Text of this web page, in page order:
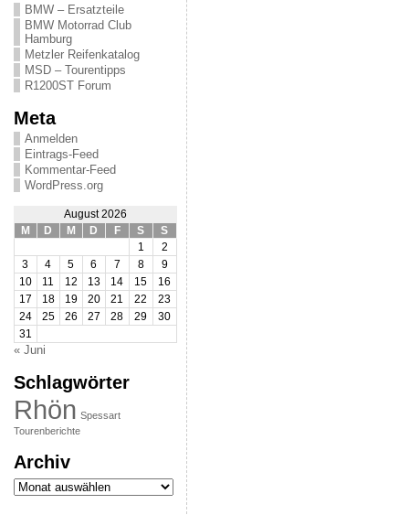
BMW – Ersatzteile
BMW Motorrad Club
Hamburg
Metzler Reifenkatalog
MSD – Tourentipps
R1200ST Forum
Meta
Anmelden
Eintrags-Feed
Kommentar-Feed
WordPress.org
August 2026
M
D M D F S
S
1
2
3
4 5 6 7 8
9
10
11 12 13 14 15
16
17
18 19 20 21 22
23
24
25 26 27 28 29
30
31
« Juni
Schlagwörter
Rhön Spessart
Tourenberichte
Archiv
Archiv